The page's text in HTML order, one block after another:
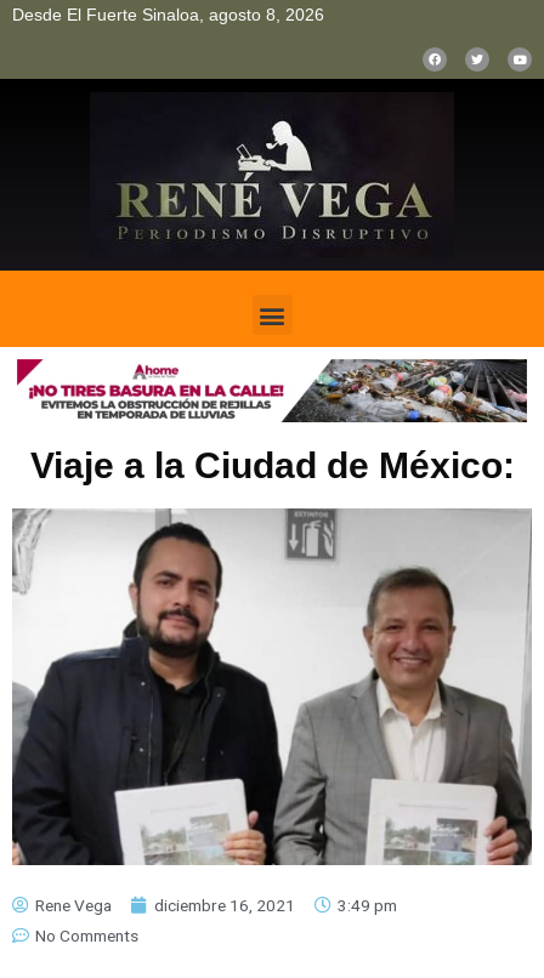
Desde El Fuerte Sinaloa, agosto 8, 2026
Viaje a la Ciudad de México:
Rene Vega diciembre 16, 2021
3:49 pm
No Comments